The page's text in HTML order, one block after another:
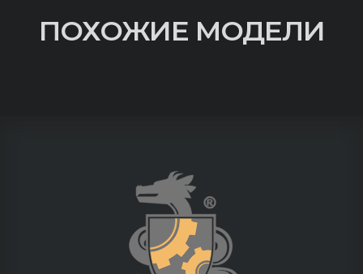
ПОХОЖИЕ МОДЕЛИ